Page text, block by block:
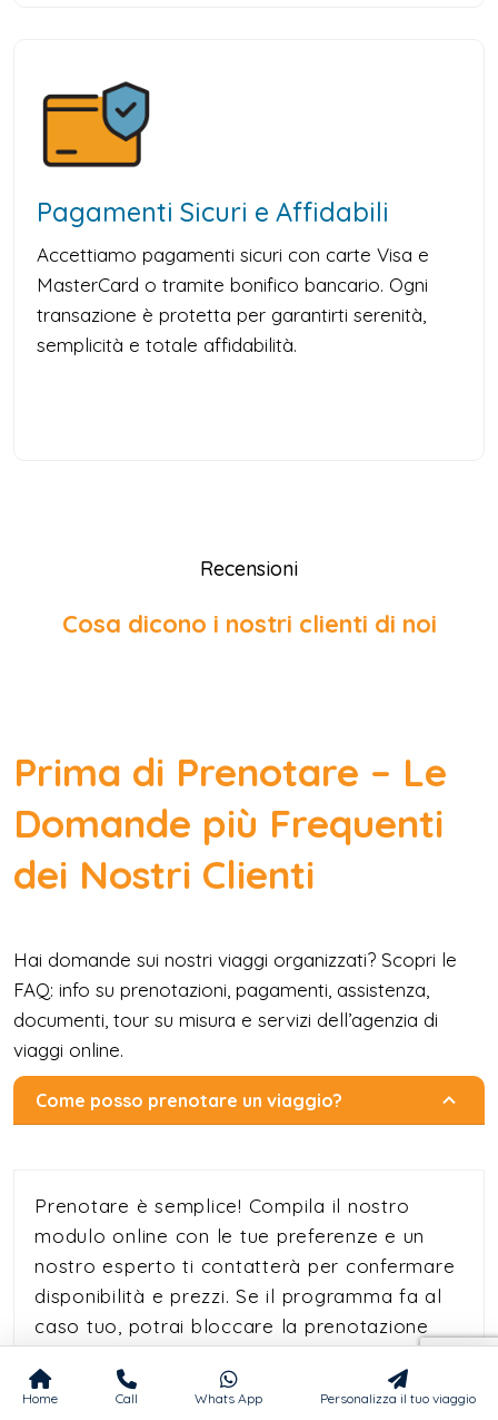
Pagamenti Sicuri e Affidabili
Accettiamo pagamenti sicuri con carte Visa e
MasterCard o tramite bonifico bancario. Ogni
transazione è protetta per garantirti serenità,
semplicità e totale affidabilità.
Recensioni
Cosa dicono i nostri clienti di noi
Prima di Prenotare – Le
Domande più Frequenti
dei Nostri Clienti
Hai domande sui nostri viaggi organizzati? Scopri le
FAQ: info su prenotazioni, pagamenti, assistenza,
documenti, tour su misura e servizi dell’agenzia di
viaggi online.
Come posso prenotare un viaggio?
Prenotare è semplice! Compila il nostro
modulo online con le tue preferenze e un
nostro esperto ti contatterà per confermare
disponibilità e prezzi. Se il programma fa al
caso tuo, potrai bloccare la prenotazione
potrà essere pagato all'arrivo, in contanti o
Home Call Whats App Personalizza il tuo viaggio